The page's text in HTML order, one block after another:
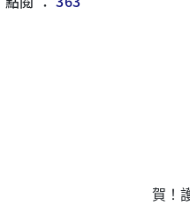
賀！